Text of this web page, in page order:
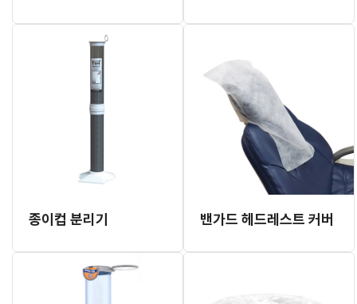
종이컵 분리기 밴가드 헤드레스트 커버